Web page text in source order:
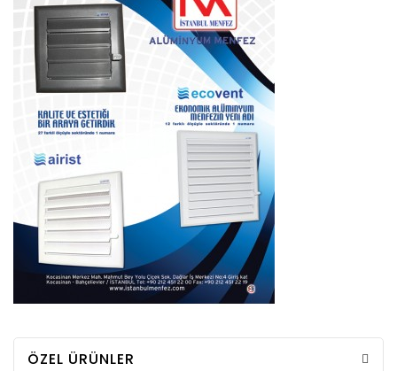
ÖZEL ÜRÜNLER